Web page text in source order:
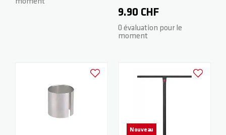
moment
System SCS
9.90 CHF
0 évaluation pour le
moment
Ajouter à la liste d'achats
Nouveau
Ajouter à